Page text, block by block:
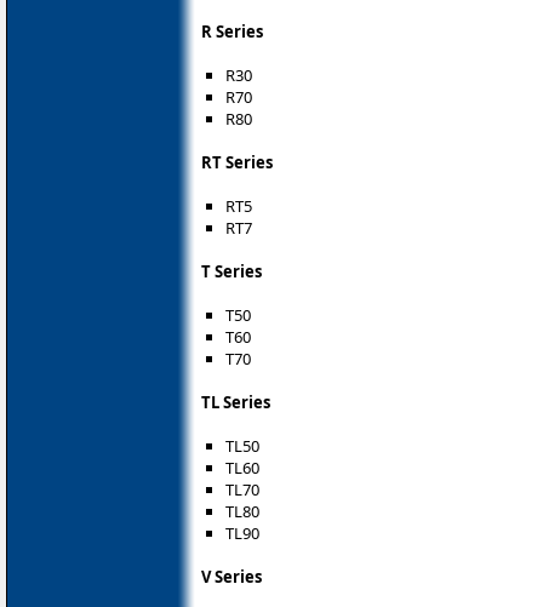
R Series
R30
R70
R80
RT Series
RT5
RT7
T Series
T50
T60
T70
TL Series
TL50
TL60
TL70
TL80
TL90
V Series